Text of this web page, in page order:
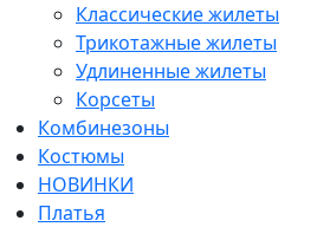
Классические жилеты
Трикотажные жилеты
Удлиненные жилеты
Корсеты
Комбинезоны
Костюмы
НОВИНКИ
Платья